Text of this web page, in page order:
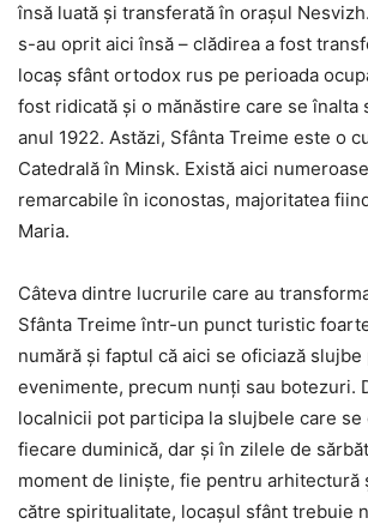
însă luată și transferată în orașul
s-au oprit aici însă – clădirea a fost
locaș sfânt ortodox rus pe perioada
fost ridicată și o mănăstire care se înalta
anul 1922. Astăzi, Sfânta Treime este o
Catedrală în Minsk. Există aici
remarcabile în iconostas, majoritatea
Maria.
Câteva dintre lucrurile care au
Sfânta Treime într-un punct turistic
numără și faptul că aici se oficiază
evenimente, precum nunți sau botezuri.
localnicii pot participa la slujbele care se
fiecare duminică, dar și în zilele de
moment de liniște, fie pentru arhitectură
către spiritualitate, locașul sfânt trebuie